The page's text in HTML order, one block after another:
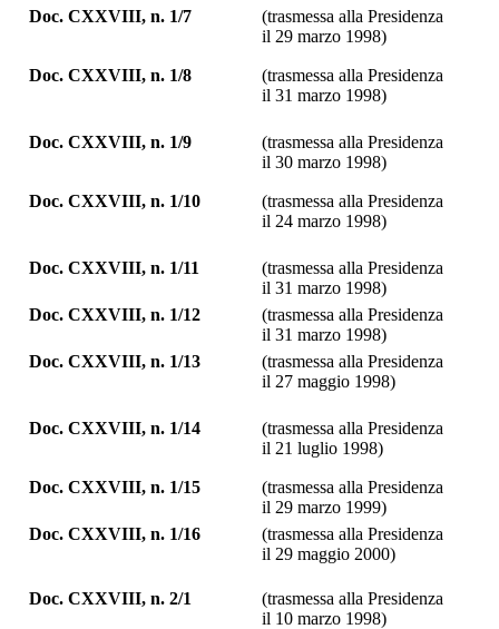
Doc. CXXVIII, n. 1/7
(trasmessa alla Presidenza
il 29 marzo 1998)
Doc. CXXVIII, n. 1/8
(trasmessa alla Presidenza
il 31 marzo 1998)
Doc. CXXVIII, n. 1/9
(trasmessa alla Presidenza
il 30 marzo 1998)
Doc. CXXVIII, n. 1/10
(trasmessa alla Presidenza
il 24 marzo 1998)
Doc. CXXVIII, n. 1/11
(trasmessa alla Presidenza
il 31 marzo 1998)
Doc. CXXVIII, n. 1/12
(trasmessa alla Presidenza
il 31 marzo 1998)
Doc. CXXVIII, n. 1/13
(trasmessa alla Presidenza
il 27 maggio 1998)
Doc. CXXVIII, n. 1/14
(trasmessa alla Presidenza
il 21 luglio 1998)
Doc. CXXVIII, n. 1/15
(trasmessa alla Presidenza
il 29 marzo 1999)
Doc. CXXVIII, n. 1/16
(trasmessa alla Presidenza
il 29 maggio 2000)
Doc. CXXVIII, n. 2/1
(trasmessa alla Presidenza
il 10 marzo 1998)